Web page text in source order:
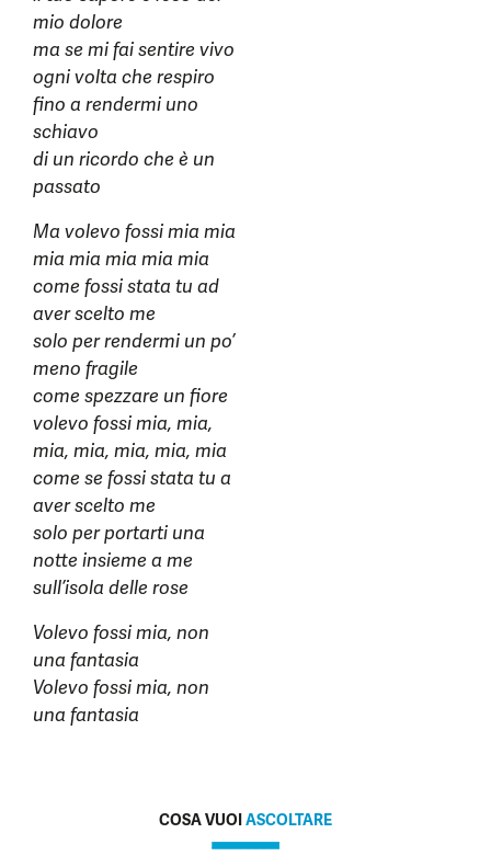
mio dolore
ma se mi fai sentire vivo
ogni volta che respiro
fino a rendermi uno
schiavo
di un ricordo che è un
passato
Ma volevo fossi mia mia
mia mia mia mia mia
come fossi stata tu ad
aver scelto me
solo per rendermi un po’
meno fragile
come spezzare un fiore
volevo fossi mia, mia,
mia, mia, mia, mia, mia
come se fossi stata tu a
aver scelto me
solo per portarti una
notte insieme a me
sull’isola delle rose
Volevo fossi mia, non
una fantasia
Volevo fossi mia, non
una fantasia
COSA VUOIASCOLTARE